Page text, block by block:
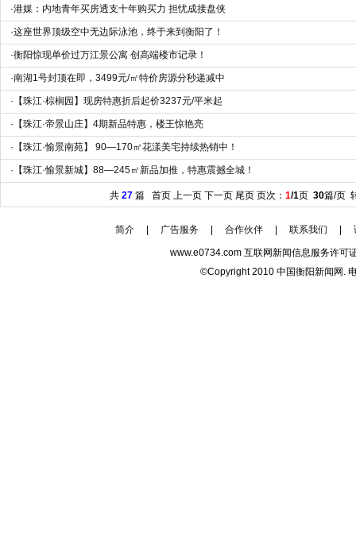
·港媒：内地青年买房透支十年购买力 担忧成接盘侠
·这座世界顶级空中无边际泳池，终于来到衡阳了！
·衡阳惊现单价过万江景公寓 创高端楼市记录！
·南湖1号封顶在即，3499元/㎡特价房源分秒递减中
· 【珠江·棕榈园】现房特惠折后起价3237元/平米起
· 【珠江·帝景山庄】4期新品特惠，楼王惊艳亮
· 【珠江·愉景南苑】 90—170㎡花漾美宅持续热销中！
· 【珠江·愉景新城】88—245㎡新品加推，特惠震撼全城！
共 27 篇 首页 上一页 下一页 尾页 页次： 1/1页 30篇/页
简介 广告服务 合作伙伴 联系我们
www.e0734.com 互联网新闻信息服务许可
©Copyright 2010 中国衡阳新闻网.